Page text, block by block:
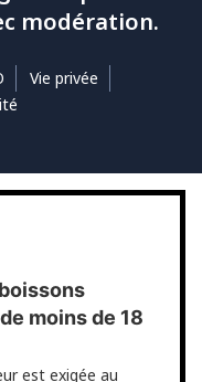
modération.
Vie privée
moins de 18
est exigée au